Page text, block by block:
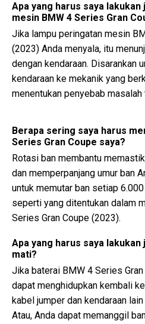
Apa yang harus saya
mesin BMW 4 Series Gran
Jika lampu peringatan mesin
(2023) Anda menyala, itu
dengan kendaraan. Disarankan
kendaraan ke mekanik yang
menentukan penyebab
Berapa sering saya harus
Series Gran Coupe saya?
Rotasi ban membantu
dan memperpanjang umur ban
untuk memutar ban setiap
seperti yang ditentukan dalam
Series Gran Coupe (2023).
Apa yang harus saya lakukan
mati?
Jika baterai BMW 4 Series
dapat menghidupkan kembali
kabel jumper dan kendaraan
Atau, Anda dapat memanggil